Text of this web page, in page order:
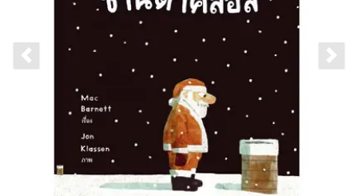
Previous slide